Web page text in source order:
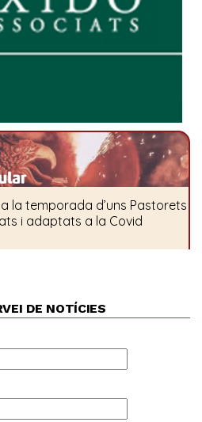
DE NOTÍCIES